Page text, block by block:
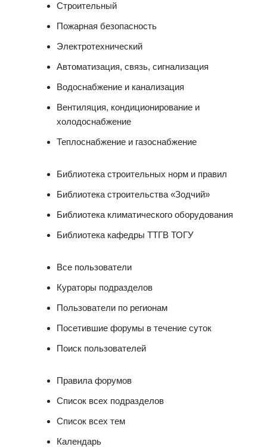
Строительный
Пожарная безопасность
Электротехнический
Автоматизация, связь, сигнализация
Водоснабжение и канализация
Вентиляция, кондиционирование и
холодоснабжение
Теплоснабжение и газоснабжение
Библиотека строительных норм и правил
Библиотека строительства «Зодчий»
Библиотека климатического оборудования
Библиотека кафедры ТТГВ ТОГУ
Все пользователи
Кураторы подразделов
Пользователи по регионам
Посетившие форумы в течение суток
Поиск пользователей
Правила форумов
Список всех подразделов
Список всех тем
Календарь